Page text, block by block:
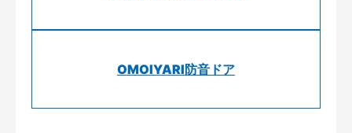
OMOIYARI防音ドア